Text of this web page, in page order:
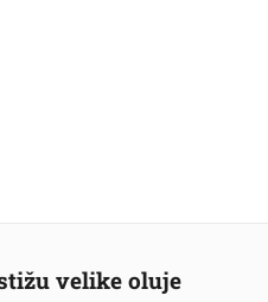
velike oluje